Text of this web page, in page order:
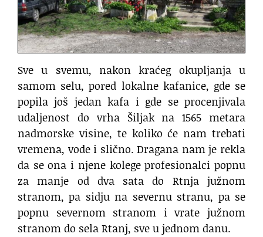
Sve u svemu, nakon kraćeg okupljanja u
samom selu, pored lokalne kafanice, gde se
popila još jedan kafa i gde se procenjivala
udaljenost do vrha Šiljak na 1565 metara
nadmorske visine, te koliko će nam trebati
vremena, vode i slično. Dragana nam je rekla
da se ona i njene kolege profesionalci popnu
za manje od dva sata do Rtnja južnom
stranom, pa sidju na severnu stranu, pa se
popnu severnom stranom i vrate južnom
stranom do sela Rtanj, sve u jednom danu.